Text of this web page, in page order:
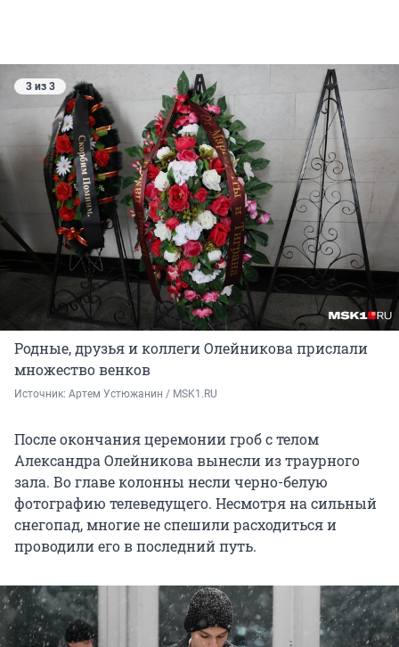
3 из 3
Родные, друзья и коллеги Олейникова прислали
множество венков
Источник: Артем Устюжанин / MSK1.RU
После окончания церемонии гроб с телом
Александра Олейникова вынесли из траурного
зала. Во главе колонны несли черно-белую
фотографию телеведущего. Несмотря на сильный
снегопад, многие не спешили расходиться и
проводили его в последний путь.